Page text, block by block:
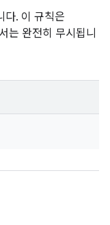
다. 이 규칙은
는 완전히 무시됩니